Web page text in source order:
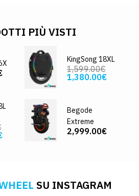
PIÙ VISTI
KingSong 18XL
1,599.00€
1,380.00€
Begode
Extreme
2,999.00€
SU INSTAGRAM